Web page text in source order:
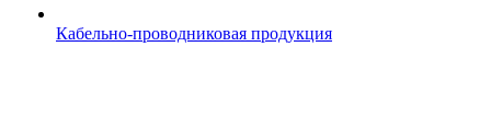
Кабельно-проводниковая продукция